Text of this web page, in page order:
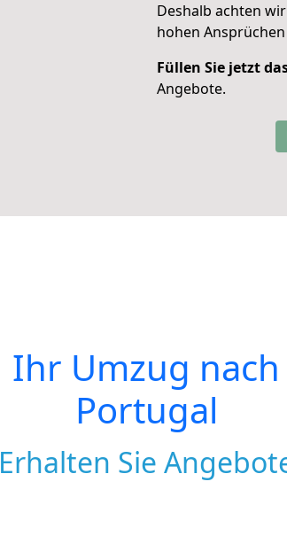
Deshalb achten
hohen
Füllen Sie jetzt
Angebote.
Ihr Umzug nach
Portugal
Erhalten Sie